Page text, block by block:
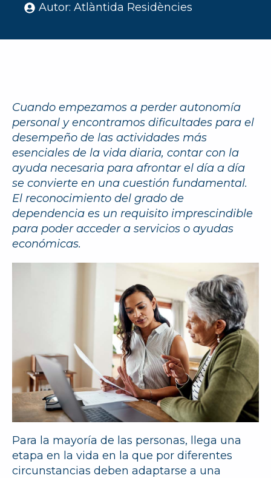
Autor: Atlàntida Residències
Cuando empezamos a perder autonomía
personal y encontramos dificultades para el
desempeño de las actividades más
esenciales de la vida diaria, contar con la
ayuda necesaria para afrontar el día a día
se convierte en una cuestión fundamental.
El reconocimiento del grado de
dependencia es un requisito imprescindible
para poder acceder a servicios o ayudas
económicas.
Para la mayoría de las personas, llega una
etapa en la vida en la que por diferentes
circunstancias deben adaptarse a una